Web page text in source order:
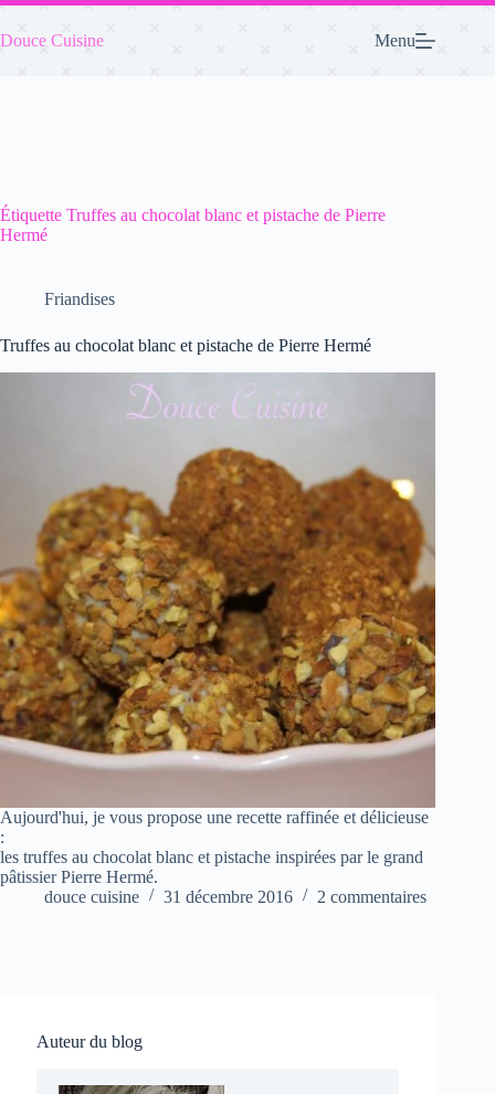
Passer
contenu
Douce Cuisine Menu
Étiquette Truffes au chocolat blanc et pistache de Pierre
Hermé
Friandises
Truffes au chocolat blanc et pistache de Pierre Hermé
Aujourd'hui, je vous propose une recette raffinée et délicieuse
:
les truffes au chocolat blanc et pistache inspirées par le grand
pâtissier Pierre Hermé.
douce cuisine
31 décembre 2016 2 commentaires
Auteur du blog